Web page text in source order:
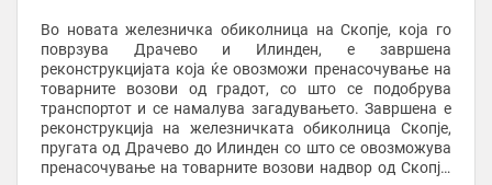
Во новата железничка обиколница на Скопје, која го
поврзува Драчево и Илинден, е завршена
реконструкцијата која ќе овозможи пренасочување на
товарните возови од градот, со што се подобрува
транспортот и се намалува загадувањето. Завршена е
реконструкција на железничката обиколница Скопје,
пругата од Драчево до Илинден со што се овозможува
пренасочување на товарните возови надвор од Скопје,